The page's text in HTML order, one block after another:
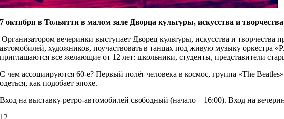
7 октября в Тольятти в малом зале Дворца культуры, искусства и
Организатором вечеринки выступает Дворец культуры, искусства и творчества
автомобилей, художников, поучаствовать в танцах под живую музыку
приглашаются все желающие от 12 лет: школьники, студенты, представители
С чем ассоциируются 60-е? Первый полёт человека в космос, группа «The
одеться, как подобает эпохе.
Вход на выставку ретро-автомобилей свободный (начало – 16:00). Вход на
12+